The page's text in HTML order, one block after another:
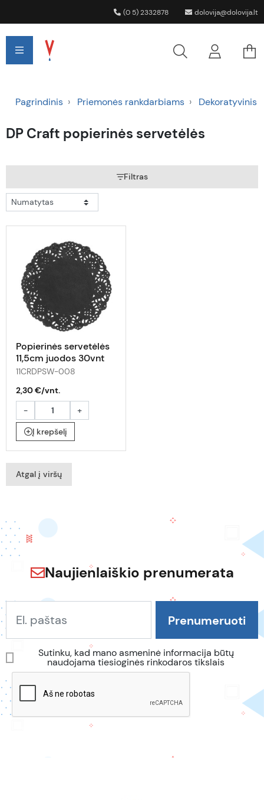
(0 5) 2332878 dolovija@dolovija.lt
Pagrindinis Priemonės rankdarbiams Dekoratyvinis
DP Craft popierinės servetėlės
Filtras
Popierinės servetėlės
11,5cm juodos 30vnt
11CRDPSW-008
2,30 €/vnt.
-
+
Į krepšelį
Atgal į viršų
Naujienlaiškio prenumerata
Sutinku, kad mano asmeninė informacija būtų
naudojama tiesioginės rinkodaros tikslais